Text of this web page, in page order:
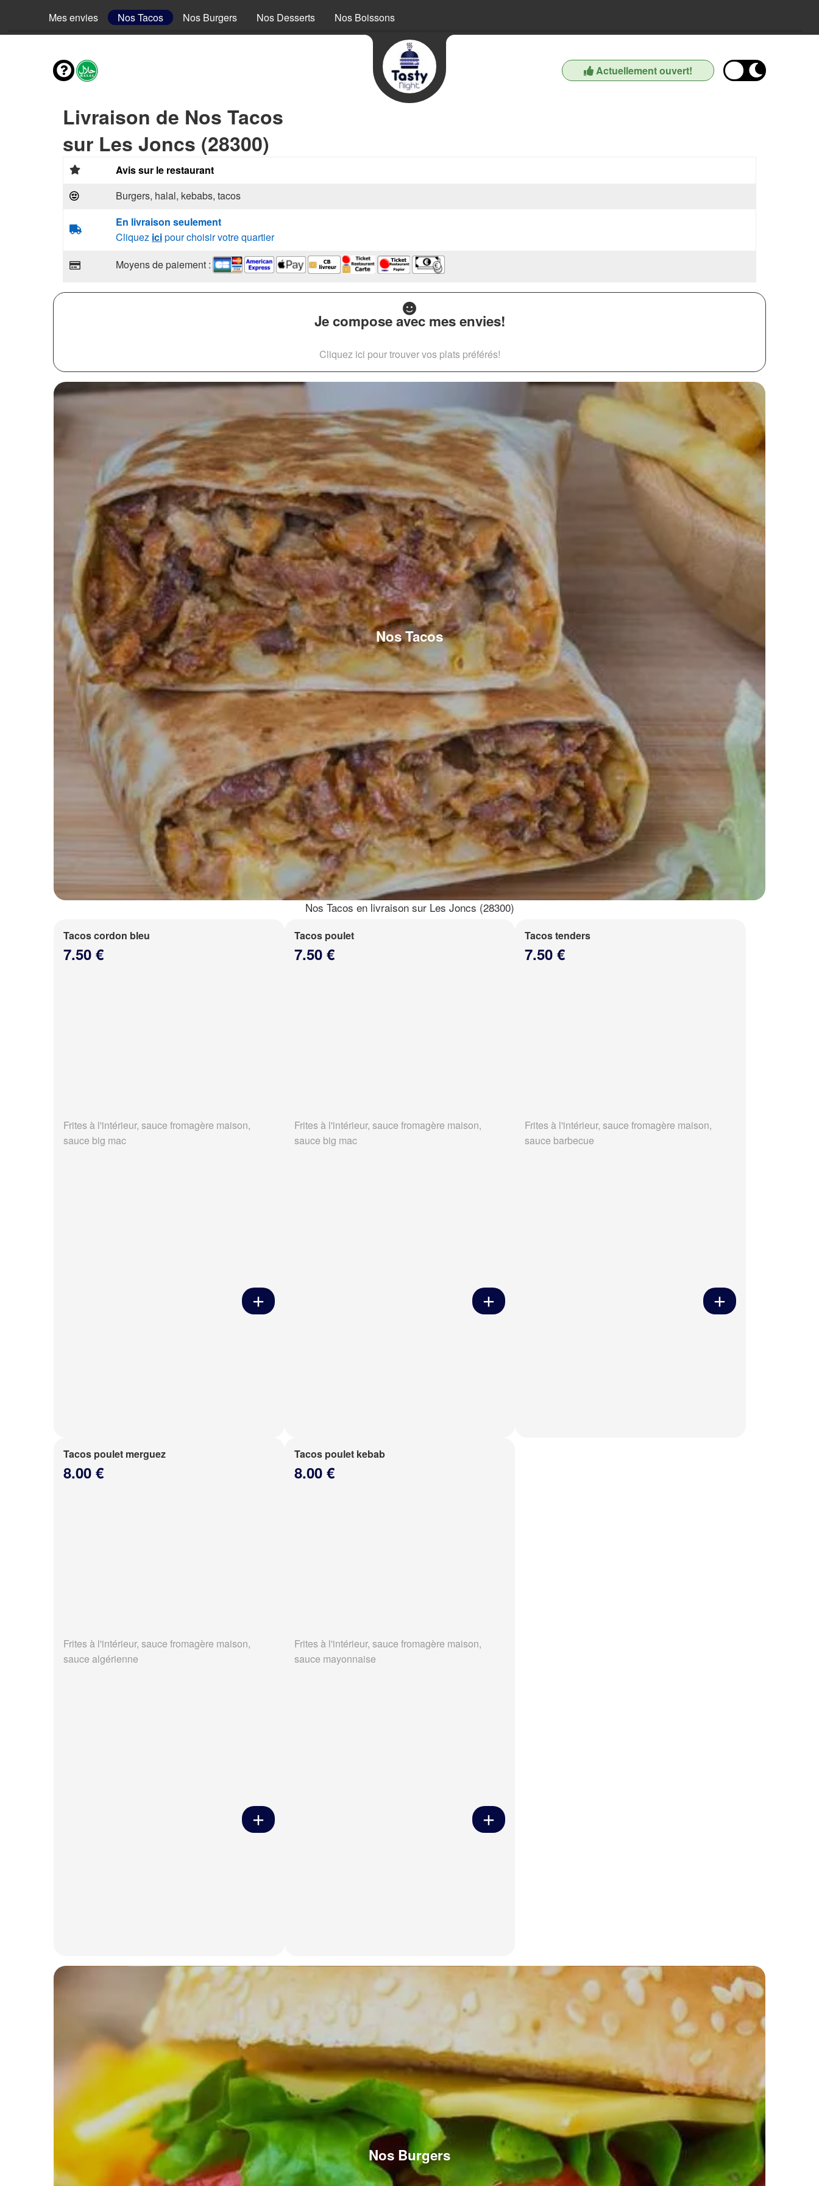
Mes envies Nos Tacos Nos Burgers Nos Desserts Nos Boissons
Actuellement ouvert!
Livraison de Nos Tacos
sur Les Joncs (28300)
Avis sur le restaurant
Burgers, halal, kebabs, tacos
En livraison seulement
Cliquez icipour choisir votre quartier
Moyens de paiement :
Je compose avec mes envies!
Cliquez ici pour trouver vos plats préférés!
Nos Tacos
Nos Tacos en livraison sur Les Joncs (28300)
Tacos cordon bleu
7.50 €
Frites à l'intérieur, sauce fromagère maison,
sauce big mac
Tacos poulet
7.50 €
Frites à l'intérieur, sauce fromagère maison,
sauce big mac
Tacos tenders
7.50 €
Frites à l'intérieur, sauce fromagère maison,
sauce barbecue
Tacos poulet merguez
8.00 €
Frites à l'intérieur, sauce fromagère maison,
sauce algérienne
Tacos poulet kebab
8.00 €
Frites à l'intérieur, sauce fromagère maison,
sauce mayonnaise
Nos Burgers